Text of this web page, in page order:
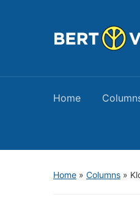
Home
Home » Columns »